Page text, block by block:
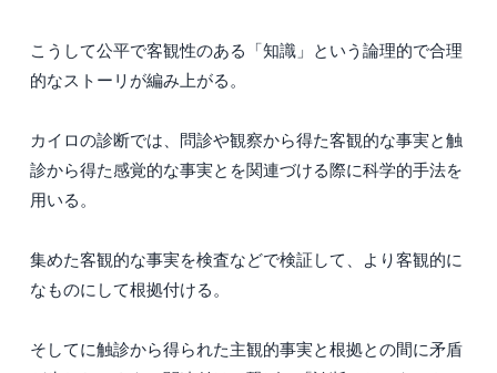
こうして公平で客観性のある「知識」という論理的で合理
的なストーリが編み上がる。
カイロの診断では、問診や観察から得た客観的な事実と触
診から得た感覚的な事実とを関連づける際に科学的手法を
用いる。
集めた客観的な事実を検査などで検証して、より客観的に
なものにして根拠付ける。
そしてに触診から得られた主観的事実と根拠との間に矛盾